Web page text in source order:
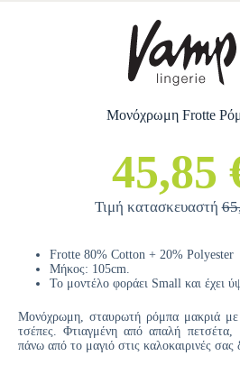
Μονόχρωμη Frotte
45,85
Τιμή κατασκευαστή
Frotte 80% Cotton + 20% Polyester
Μήκος: 105cm.
Το μοντέλο φοράει Small και έχει
Μονόχρωμη, σταυρωτή ρόμπα μακριά με
τσέπες. Φτιαγμένη από απαλή
πάνω από το μαγιό στις καλοκαιρινές σας